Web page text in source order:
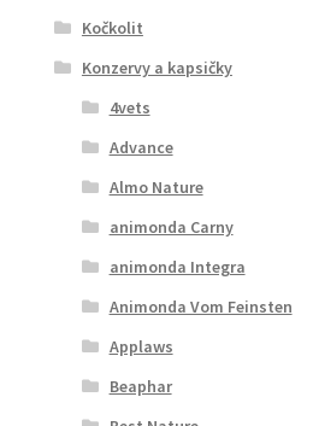
Kočkolit
Konzervy a kapsičky
4vets
Advance
Almo Nature
animonda Carny
animonda Integra
Animonda Vom Feinsten
Applaws
Beaphar